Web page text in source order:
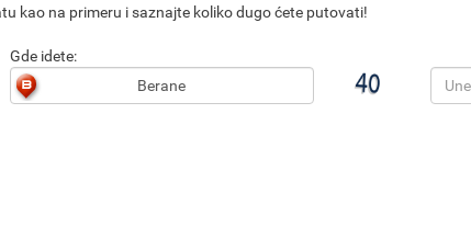
kao na primeru i saznajte koliko dugo ćete putovati!
Gde idete: